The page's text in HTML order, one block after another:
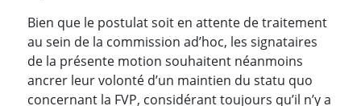
Bien que le postulat soit en attente de traitement
au sein de la commission ad’hoc, les signataires
de la présente motion souhaitent néanmoins
ancrer leur volonté d’un maintien du statu quo
concernant la FVP, considérant toujours qu’il n’y a